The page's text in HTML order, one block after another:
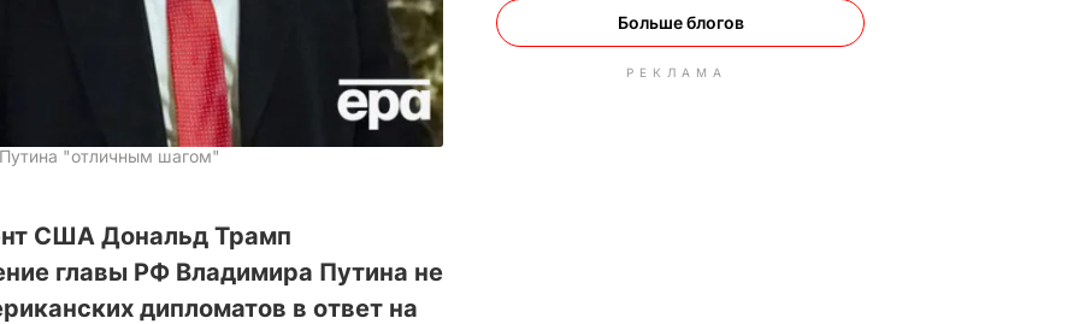
"отличным шагом"
США Дональд Трамп
главы РФ Владимира Путина не
дипломатов в ответ на
Больше блогов
РЕКЛАМА